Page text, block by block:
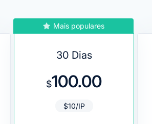
30 Dias
$100.00
$10/IP
Mais populares